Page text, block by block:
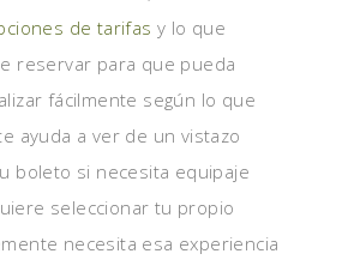
de tarifas y lo que
reservar para que pueda
fácilmente según lo que
ayuda a ver de un vistazo
boleto si necesita equipaje
seleccionar tu propio
necesita esa experiencia